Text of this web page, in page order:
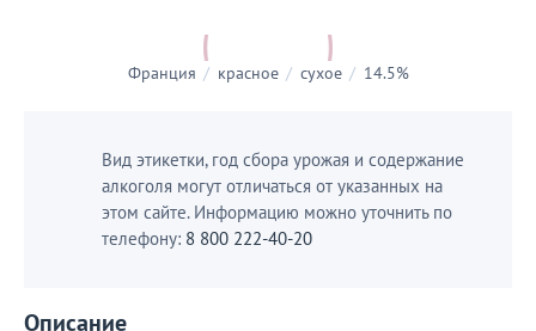
Франция / красное / сухое / 14.5%
Вид этикетки, год сбора урожая и содержание
алкоголя могут отличаться от указанных на
этом сайте. Информацию можно уточнить по
телефону: 8 800 222-40-20
Описание